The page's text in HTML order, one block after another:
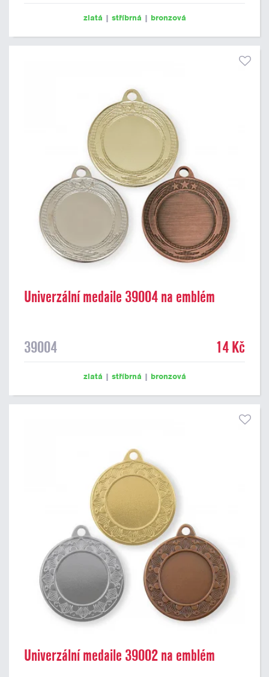
zlatá | stříbrná | bronzová
Univerzální medaile 39004 na emblém
39004 14 Kč
zlatá | stříbrná | bronzová
Univerzální medaile 39002 na emblém